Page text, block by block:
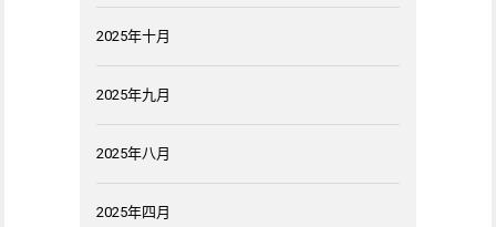
2025年十月
2025年九月
2025年八月
2025年四月